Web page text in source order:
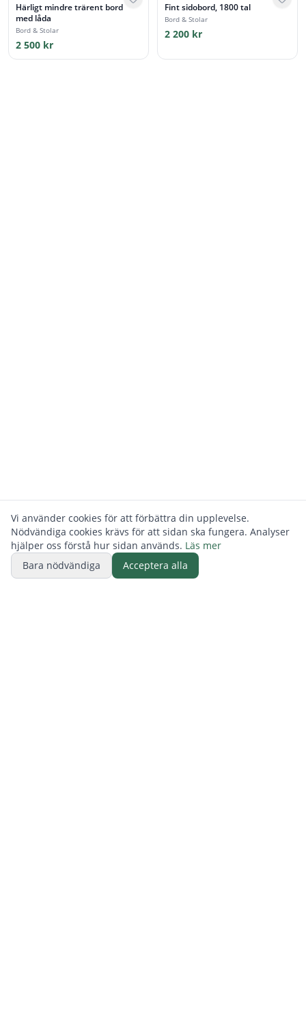
Härligt mindre trärent bord
med låda
Bord & Stolar
2 500 kr
Fint sidobord, 1800 tal
Bord & Stolar
2 200 kr
Vi använder cookies för att förbättra din upplevelse.
Nödvändiga cookies krävs för att sidan ska fungera. Analyser
hjälper oss förstå hur sidan används. Läs mer
Bara nödvändiga
Acceptera alla